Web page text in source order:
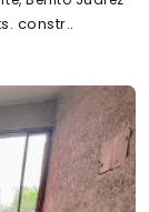
constr..